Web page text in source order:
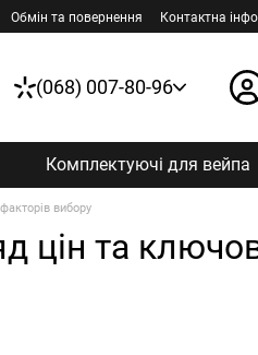
Обмін та повернення Контактна
(068) 007-80-96
Комплектуючі для вейпа
вибору
цін та